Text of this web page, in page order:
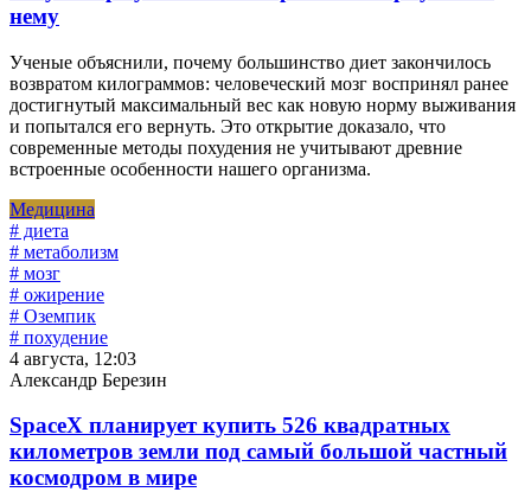
нему
Ученые объяснили, почему большинство диет закончилось
возвратом килограммов: человеческий мозг воспринял ранее
достигнутый максимальный вес как новую норму выживания
и попытался его вернуть. Это открытие доказало, что
современные методы похудения не учитывают древние
встроенные особенности нашего организма.
Медицина
# диета
# метаболизм
# мозг
# ожирение
# Оземпик
# похудение
4 августа, 12:03
Александр Березин
SpaceX планирует купить 526 квадратных
километров земли под самый большой частный
космодром в мире